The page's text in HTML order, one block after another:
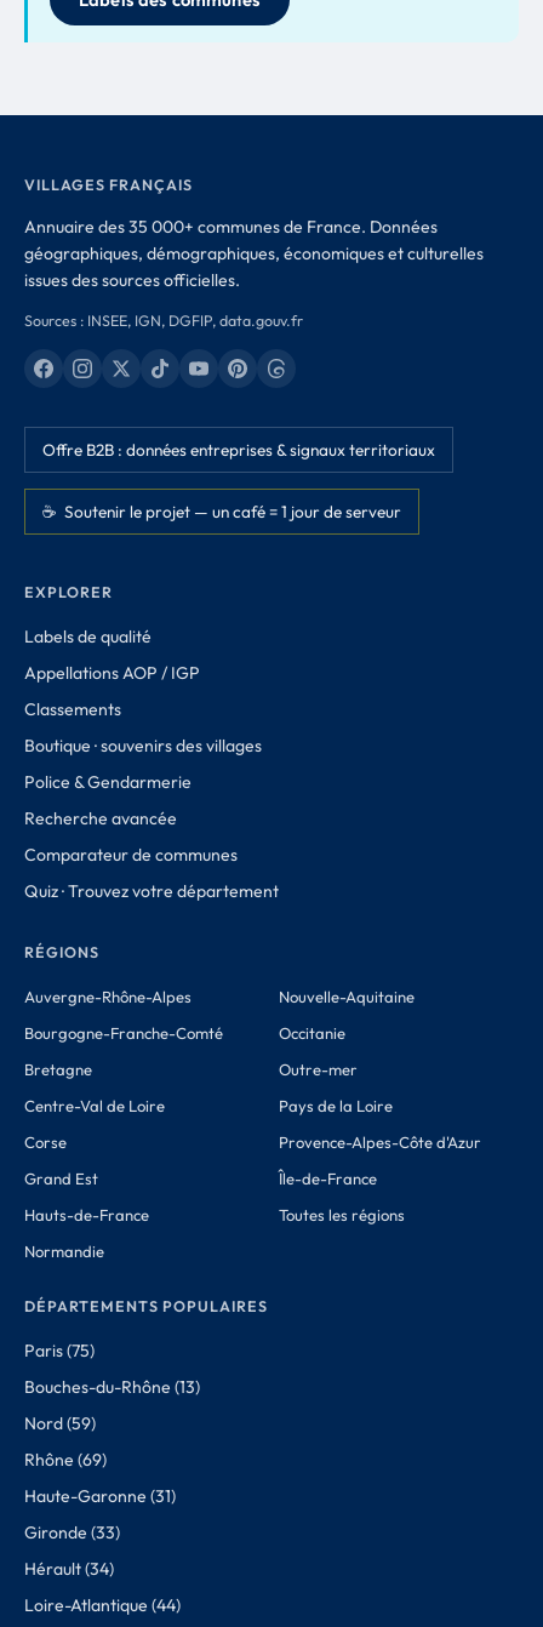
VILLAGES FRANÇAIS
Annuaire des 35 000+ communes de France. Données
géographiques, démographiques, économiques et culturelles
issues des sources officielles.
Sources : INSEE, IGN, DGFIP, data.gouv.fr
Offre B2B : données entreprises & signaux territoriaux
☕ Soutenir le projet — un café = 1 jour de serveur
EXPLORER
Labels de qualité
Appellations AOP / IGP
Classements
Boutique · souvenirs des villages
Police & Gendarmerie
Recherche avancée
Comparateur de communes
Quiz · Trouvez votre département
RÉGIONS
Auvergne-Rhône-Alpes
Bourgogne-Franche-Comté
Bretagne
Centre-Val de Loire
Corse
Grand Est
Hauts-de-France
Normandie
Nouvelle-Aquitaine
Occitanie
Outre-mer
Pays de la Loire
Provence-Alpes-Côte d'Azur
Île-de-France
Toutes les régions
DÉPARTEMENTS POPULAIRES
Paris (75)
Bouches-du-Rhône (13)
Nord (59)
Rhône (69)
Haute-Garonne (31)
Gironde (33)
Hérault (34)
Loire-Atlantique (44)